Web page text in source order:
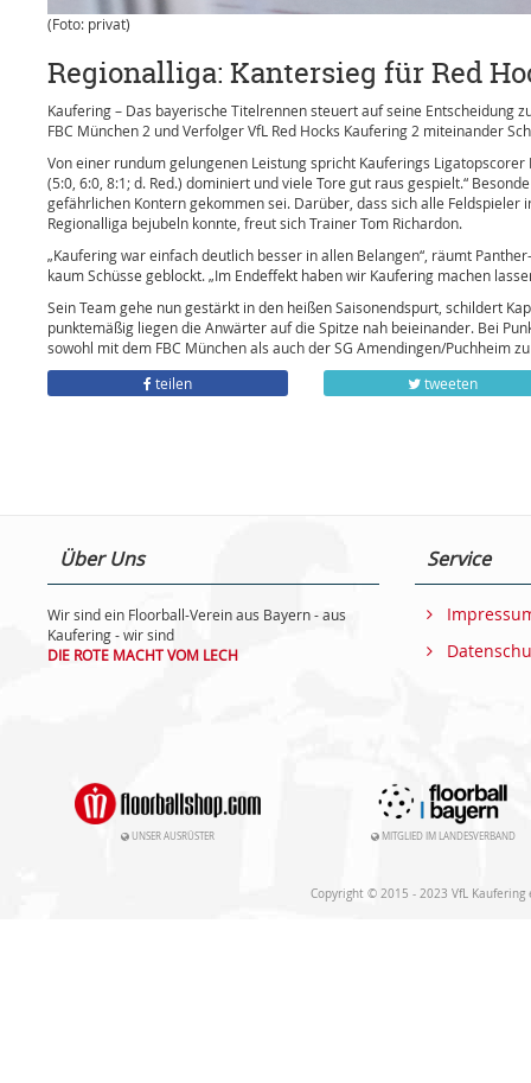
(Foto: privat)
Regionalliga: Kantersieg für Red
Kaufering – Das bayerische Titelrennen steuert auf seine Entscheidung
FBC München 2 und Verfolger VfL Red Hocks Kaufering 2 miteinander
Von einer rundum gelungenen Leistung spricht Kauferings
(5:0, 6:0, 8:1; d. Red.) dominiert und viele Tore gut raus gespielt.“
gefährlichen Kontern gekommen sei. Darüber, dass sich alle
Regionalliga bejubeln konnte, freut sich Trainer Tom Richardon.
„Kaufering war einfach deutlich besser in allen Belangen“, räumt
kaum Schüsse geblockt. „Im Endeffekt haben wir Kaufering machen
Sein Team gehe nun gestärkt in den heißen Saisonendspurt, schildert
punktemäßig liegen die Anwärter auf die Spitze nah beieinander. Bei
sowohl mit dem FBC München als auch der SG Amendingen/Puchheim
teilen
tweeten
Über Uns
Wir sind ein Floorball-Verein aus Bayern - aus
Kaufering - wir sind
DIE ROTE MACHT VOM LECH
Service
UNSER AUSRÜSTER MITGLIED IM LANDESVERBAND
Copyright © 2015 - 2023 VfL